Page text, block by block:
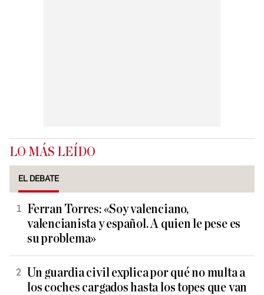
LO MÁS LEÍDO
EL DEBATE
Ferran Torres: «Soy valenciano,
valencianista y español. A quien le pese es
su problema»
Un guardia civil explica por qué no multa a
los coches cargados hasta los topes que van